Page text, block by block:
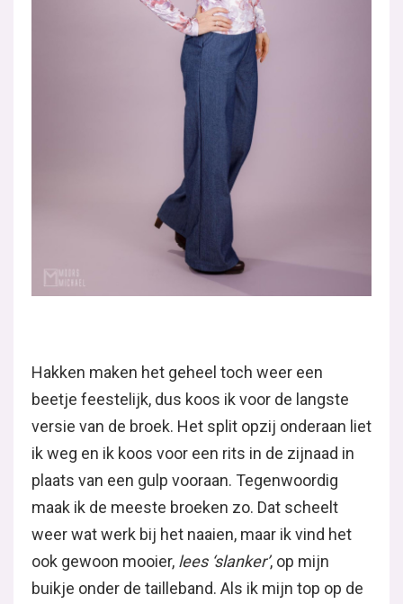
Hakken maken het geheel toch weer een
beetje feestelijk, dus koos ik voor de langste
versie van de broek. Het split opzij onderaan liet
ik weg en ik koos voor een rits in de zijnaad in
plaats van een gulp vooraan. Tegenwoordig
maak ik de meeste broeken zo. Dat scheelt
weer wat werk bij het naaien, maar ik vind het
ook gewoon mooier, lees ‘slanker’, op mijn
buikje onder de tailleband. Als ik mijn top op de